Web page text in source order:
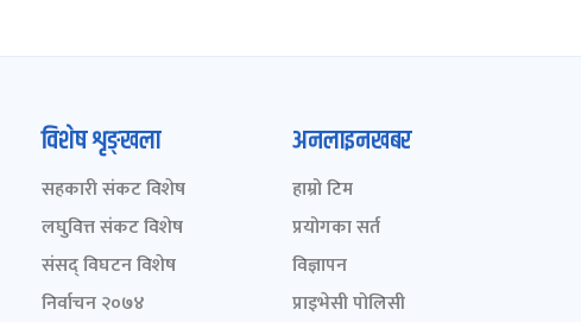
विशेष शृङ्खला
सहकारी संकट विशेष
लघुवित्त संकट विशेष
संसद् विघटन विशेष
निर्वाचन २०७४
अनलाइनखबर
हाम्रो टिम
प्रयोगका सर्त
विज्ञापन
प्राइभेसी पोलिसी